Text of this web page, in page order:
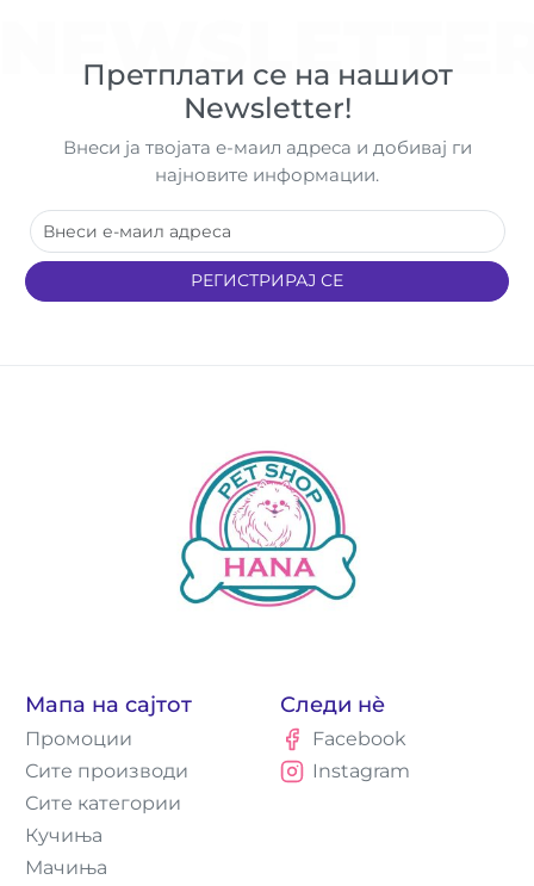
Претплати се на нашиот
Newsletter!
Внеси ја твојата е-маил адреса и добивај ги
најновите информации.
РЕГИСТРИРАЈ СЕ
Мапа на сајтот
Промоции
Сите производи
Сите категории
Кучиња
Мачиња
Следи нè
Facebook
Instagram